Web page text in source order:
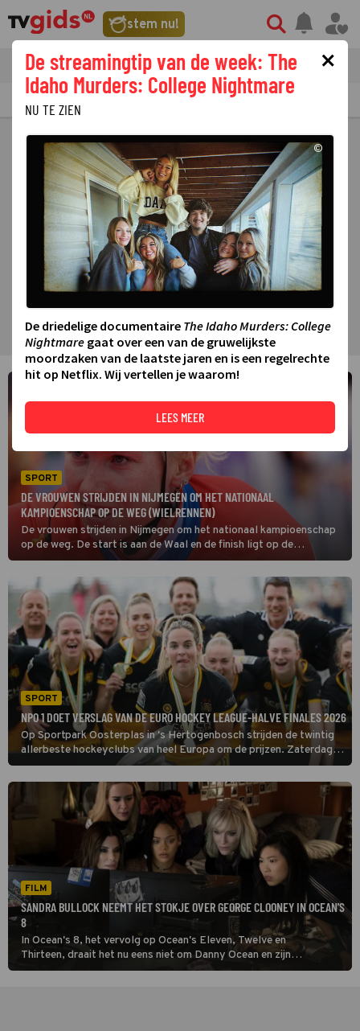
stem nu!
tvgids streaming nieuws
PRIMETIME GEMIST
SPORT
DE VROUWEN STRIJDEN IN NIJMEGEN OM HET NATIONAAL
KAMPIOENSCHAP OP DE WEG (WIELRENNEN)
De vrouwen strijden in Nijmegen om het nationaal kampioenschap
op de weg. De start is aan de Waal en de finish ligt op de
Kwakkenberg. Op het bijna 118 kilometer lange parcours gaat het
voortdurend op en af.
SPORT
NPO 1 DOET VERSLAG VAN DE EURO HOCKEY LEAGUE-HALVE FINALES 2026
Op Sportpark Oosterplas in 's Hertogenbosch strijden de twintig
allerbeste hockeyclubs van heel Europa om de prijzen. Zaterdag 4
april zijn de halve finales bij de vrouwen, zondag 5 april die bij de
mannen en maandag 6 april zijn beide finales.
FILM
SANDRA BULLOCK NEEMT HET STOKJE OVER GEORGE CLOONEY IN OCEAN'S
8
In Ocean's 8, het vervolg op Ocean's Eleven, Twelve en
Thirteen, draait het nu eens niet om Danny Ocean en zijn
vrienden. Ocean's 8 gaat over zijn zus Debbie en haar vrouwelijke
×
De streamingtip van de week: The
Idaho Murders: College Nightmare
NU TE ZIEN
©
De driedelige documentaire The Idaho Murders: College
Nightmare gaat over een van de gruwelijkste
moordzaken van de laatste jaren en is een regelrechte
hit op Netflix. Wij vertellen je waarom!
LEES MEER